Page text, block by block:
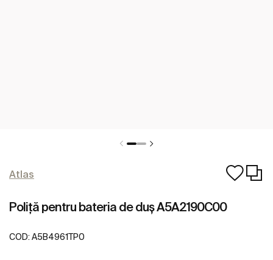
Atlas
Poliță pentru bateria de duș A5A2190C00
COD: A5B4961TP0